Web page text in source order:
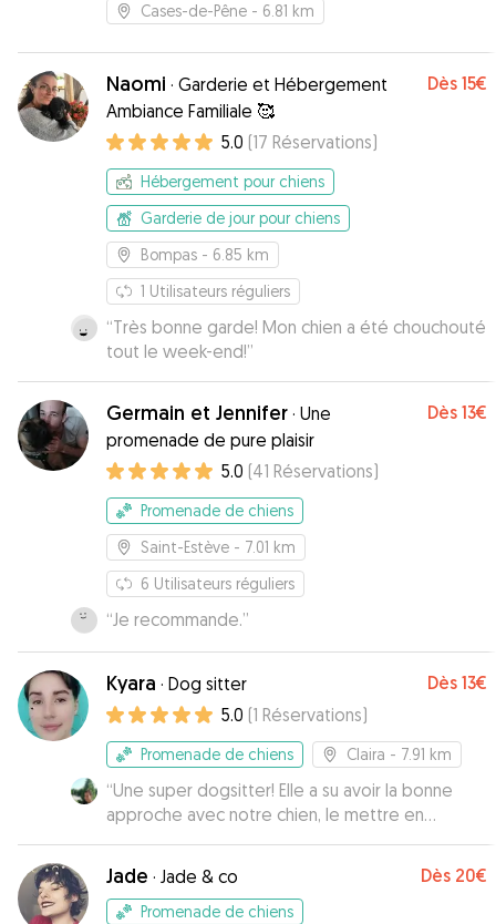
Cases-de-Pêne - 6.81 km
Naomi · Garderie et Hébergement
Ambiance Familiale 🥰
Dès 15€
5.0 (17 Réservations)
Hébergement pour chiens
Garderie de jour pour chiens
Bompas - 6.85 km
1 Utilisateurs réguliers
“Très bonne garde! Mon chien a été chouchouté
tout le week-end!”
Germain et Jennifer · Une
promenade de pure plaisir
Dès 13€
5.0 (41 Réservations)
Promenade de chiens
Saint-Estève - 7.01 km
6 Utilisateurs réguliers
“Je recommande.”
Kyara · Dog sitter Dès 13€
5.0 (1 Réservations)
Promenade de chiens Claira - 7.91 km
“Une super dogsitter! Elle a su avoir la bonne
approche avec notre chien, le mettre en
confiance. J'ai eu des nouvelles régulièrement
avec photo et vidéo, elle lui a même appris à
boire au robinet :D On recommande sans
hésitations ! Merci Kyara PS: C'est vraiment
Jade · Jade & co Dès 20€
Promenade de chiens